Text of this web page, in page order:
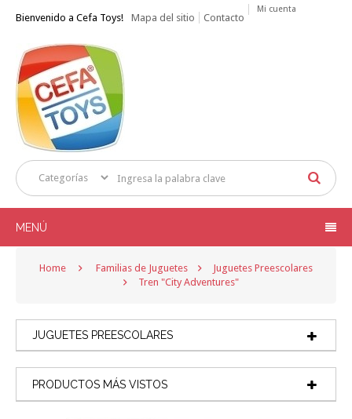
Bienvenido a Cefa Toys! Mapa del sitio Contacto
Mi cuenta
MENÚ
Home Familias de Juguetes
Juguetes Preescolares
Tren "City Adventures"
JUGUETES PREESCOLARES
PRODUCTOS MÁS VISTOS